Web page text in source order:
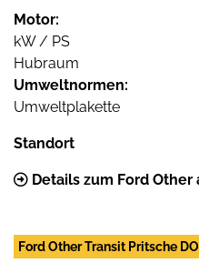
Motor:
kW / PS
Hubraum
Umweltnormen:
Umweltplakette
Standort
Details zum Ford Other
Ford Other Transit Pritsche